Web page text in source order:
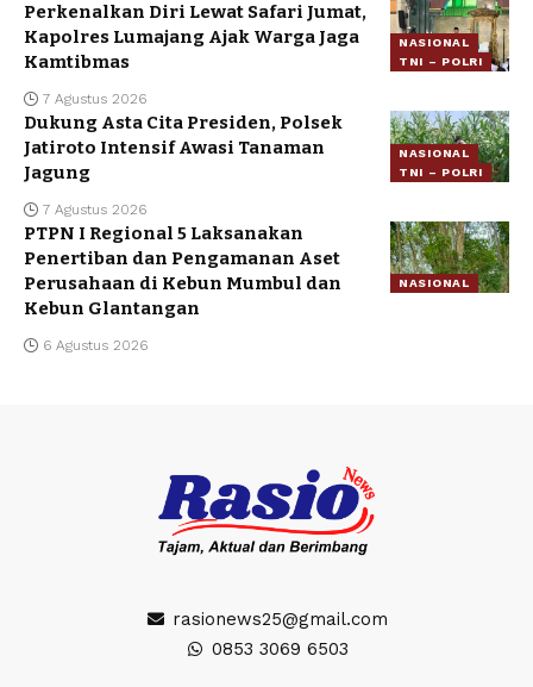
NASIONAL
TNI – POLRI
Perkenalkan Diri Lewat Safari Jumat,
Kapolres Lumajang Ajak Warga Jaga
Kamtibmas
7 Agustus 2026
NASIONAL
TNI – POLRI
Dukung Asta Cita Presiden, Polsek
Jatiroto Intensif Awasi Tanaman
Jagung
7 Agustus 2026
NASIONAL
PTPN I Regional 5 Laksanakan
Penertiban dan Pengamanan Aset
Perusahaan di Kebun Mumbul dan
Kebun Glantangan
6 Agustus 2026
rasionews25@gmail.com
0853 3069 6503